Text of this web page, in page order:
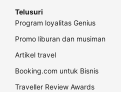
Telusuri
Program loyalitas Genius
Promo liburan dan musiman
Artikel travel
Booking.com untuk Bisnis
Traveller Review Awards